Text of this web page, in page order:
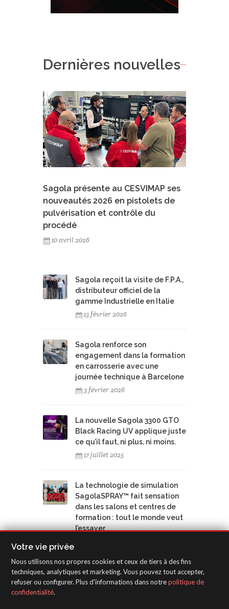
Dernières nouvelles
Sagola présente au CESVIMAP ses
nouveautés 2026 en pistolets de
pulvérisation et contrôle du
procédé
10 avril 2026
Sagola reçoit la visite de F.P.A.,
distributeur officiel de la
gamme Industrielle en Italie
13 février 2026
Sagola renforce son
engagement dans la formation
en carrosserie avec une
journée technique à Barcelone
3 février 2026
La nouvelle Sagola 3300 GTO
Black Racing UV applique juste
ce qu’il faut, ni plus, ni moins.
17 juillet 2025
La technologie de simulation
SagolaSPRAY™ fait sensation
dans les salons et centres de
formation : tout le monde veut
l’essayer
Les cabines de pulvérisation
virtuelles SagolaSPRAY™
Votre vie privée
Nous utilisons nos propres cookies et ceux de tiers à des fins
techniques, analytiques et marketing. Vous pouvez tout accepter,
refuser ou configurer. Plus d'informations dans notrepolitique de
confidentialité.